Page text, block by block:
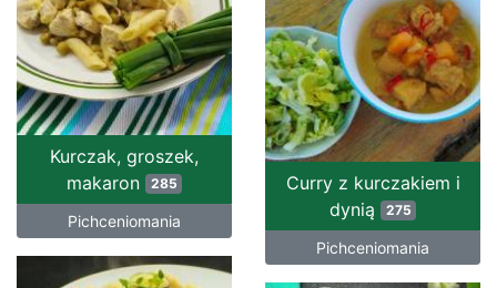
Kurczak, groszek,
makaron
285
Pichceniomania
Curry z kurczakiem i
dynią
275
Pichceniomania